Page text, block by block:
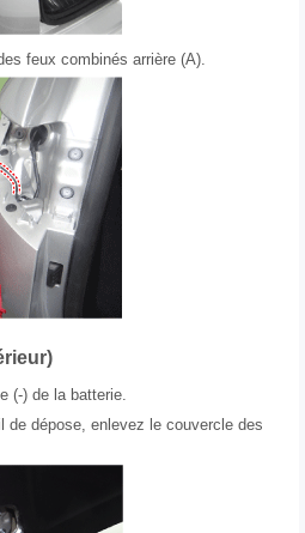
feux combinés arrière (A).
(-) de la batterie.
de dépose, enlevez le couvercle des